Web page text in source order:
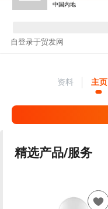
中国内地
自登录于贸发网
资料 主页
精选产品/服务